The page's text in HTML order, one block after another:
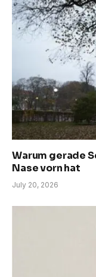
Warum gerade
Nase vorn hat
July 20, 2026